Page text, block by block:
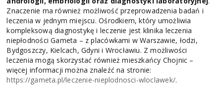
Znaczenie ma również możliwość przeprowadzenia badań i
leczenia w jednym miejscu. Ośrodkiem, który umożliwia
kompleksową diagnostykę i leczenie jest klinika leczenia
niepłodności Gameta – z placówkami w Warszawie, łodzi,
Bydgoszczy, Kielcach, Gdyni i Wrocławiu. Z możliwości
leczenia mogą skorzystać również mieszkańcy Chojnic –
więcej informacji można znaleźć na stronie:
https://gameta.pl/leczenie-nieplodnosci-wloclawek/.